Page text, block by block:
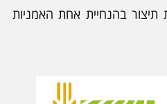
בהנחיית אחת האמניות